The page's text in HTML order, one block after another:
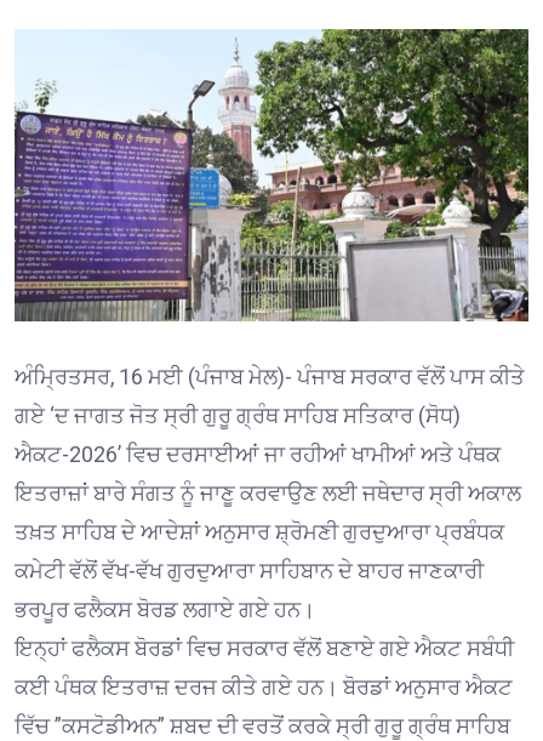
ਅੰਮ੍ਰਿਤਸਰ, 16 ਮਈ (ਪੰਜਾਬ ਮੇਲ)- ਪੰਜਾਬ ਸਰਕਾਰ ਵੱਲੋਂ ਪਾਸ ਕੀਤੇ
ਗਏ ‘ਦ ਜਾਗਤ ਜੋਤ ਸ੍ਰੀ ਗੁਰੂ ਗ੍ਰੰਥ ਸਾਹਿਬ ਸਤਿਕਾਰ (ਸੋਧ)
ਐਕਟ-2026’ ਵਿਚ ਦਰਸਾਈਆਂ ਜਾ ਰਹੀਆਂ ਖਾਮੀਆਂ ਅਤੇ ਪੰਥਕ
ਇਤਰਾਜ਼ਾਂ ਬਾਰੇ ਸੰਗਤ ਨੂੰ ਜਾਣੂ ਕਰਵਾਉਣ ਲਈ ਜਥੇਦਾਰ ਸ੍ਰੀ ਅਕਾਲ
ਤਖ਼ਤ ਸਾਹਿਬ ਦੇ ਆਦੇਸ਼ਾਂ ਅਨੁਸਾਰ ਸ਼੍ਰੋਮਣੀ ਗੁਰਦੁਆਰਾ ਪ੍ਰਬੰਧਕ
ਕਮੇਟੀ ਵੱਲੋਂ ਵੱਖ-ਵੱਖ ਗੁਰਦੁਆਰਾ ਸਾਹਿਬਾਨ ਦੇ ਬਾਹਰ ਜਾਣਕਾਰੀ
ਭਰਪੂਰ ਫਲੈਕਸ ਬੋਰਡ ਲਗਾਏ ਗਏ ਹਨ।
ਇਨ੍ਹਾਂ ਫਲੈਕਸ ਬੋਰਡਾਂ ਵਿਚ ਸਰਕਾਰ ਵੱਲੋਂ ਬਣਾਏ ਗਏ ਐਕਟ ਸਬੰਧੀ
ਕਈ ਪੰਥਕ ਇਤਰਾਜ਼ ਦਰਜ ਕੀਤੇ ਗਏ ਹਨ। ਬੋਰਡਾਂ ਅਨੁਸਾਰ ਐਕਟ
ਵਿੱਚ ”ਕਸਟੋਡੀਅਨ” ਸ਼ਬਦ ਦੀ ਵਰਤੋਂ ਕਰਕੇ ਸ੍ਰੀ ਗੁਰੂ ਗ੍ਰੰਥ ਸਾਹਿਬ